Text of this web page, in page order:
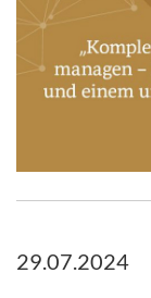
29.07.2024